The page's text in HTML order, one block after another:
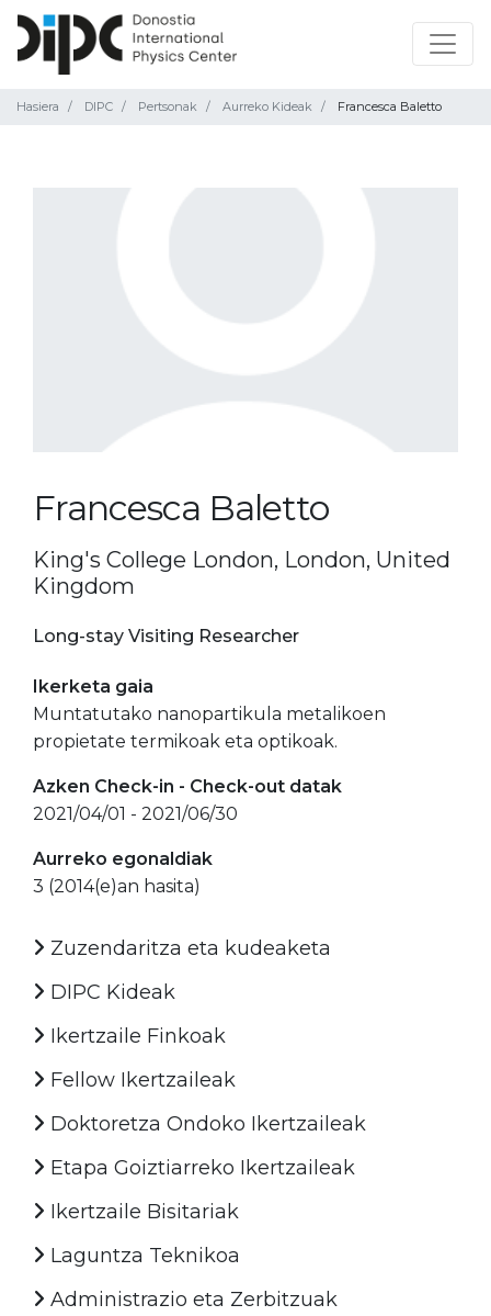
Hasiera DIPC Pertsonak Aurreko Kideak Francesca Baletto
Francesca Baletto
King's College London, London, United
Kingdom
Long-stay Visiting Researcher
Ikerketa gaia
Muntatutako nanopartikula metalikoen
propietate termikoak eta optikoak.
Azken Check-in - Check-out datak
2021/04/01 - 2021/06/30
Aurreko egonaldiak
3 (2014(e)an hasita)
Zuzendaritza eta kudeaketa
DIPC Kideak
Ikertzaile Finkoak
Fellow Ikertzaileak
Doktoretza Ondoko Ikertzaileak
Etapa Goiztiarreko Ikertzaileak
Ikertzaile Bisitariak
Laguntza Teknikoa
Administrazio eta Zerbitzuak